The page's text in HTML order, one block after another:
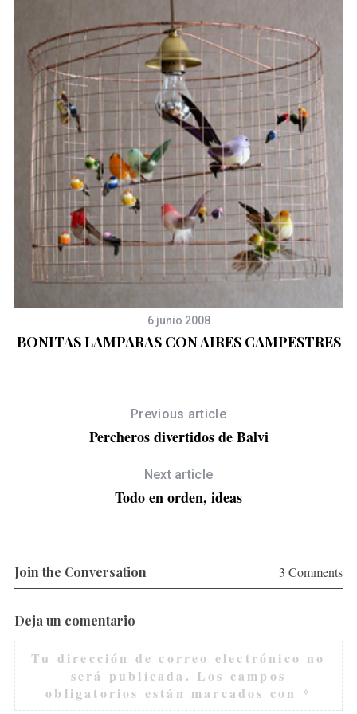
6 junio 2008
BONITAS LAMPARAS CON AIRES CAMPESTRES
Previous article
Percheros divertidos de Balvi
Next article
Todo en orden, ideas
Join the Conversation 3 Comments
Deja un comentario
Tu dirección de correo electrónico no
será publicada. Los campos
obligatorios están marcados con *